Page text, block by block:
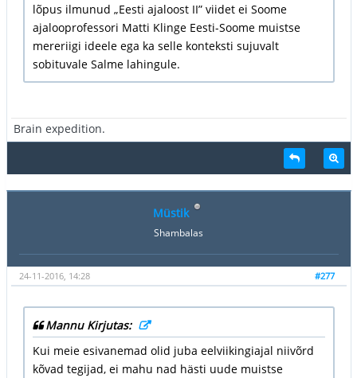
lõpus ilmunud „Eesti ajaloost II” viidet ei Soome
ajalooprofessori Matti Klinge Eesti-Soome muistse
mereriigi ideele ega ka selle konteksti sujuvalt
sobituvale Salme lahingule.
Brain expedition.
Müstik
Shambalas
#277
24-11-2016, 14:28
Mannu Kirjutas:
Kui meie esivanemad olid juba eelviikingiajal niivõrd
kõvad tegijad, ei mahu nad hästi uude muistse